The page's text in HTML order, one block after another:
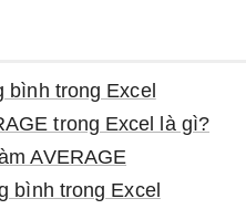
bình trong Excel
trong Excel là gì?
AVERAGE
bình trong Excel